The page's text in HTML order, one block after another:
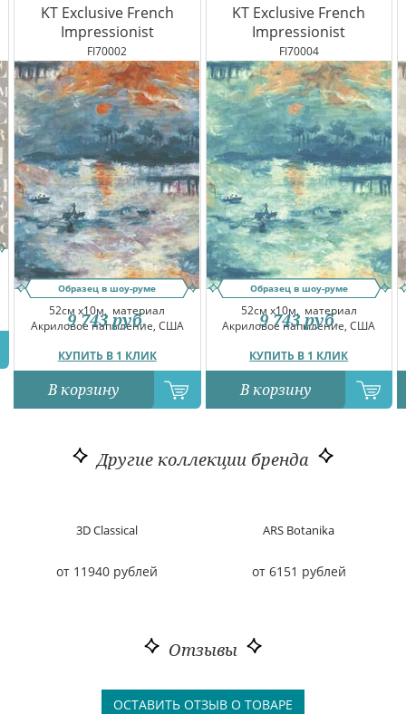
KT Exclusive French
Impressionist
FI70002
Образец в шоу-руме
52см x10м, материал
Акриловое напыление, США
КУПИТЬ В 1 КЛИК
9 743 руб.
В корзину
KT Exclusive French
Impressionist
FI70004
Образец в шоу-руме
52см x10м, материал
Акриловое напыление, США
КУПИТЬ В 1 КЛИК
9 743 руб.
В корзину
Другие коллекции бренда
3D Classical
от 11940 рублей
ARS Botanika
от 6151 рублей
Отзывы
ОСТАВИТЬ ОТЗЫВ О ТОВАРЕ